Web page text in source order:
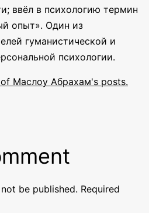
ввёл в психологию термин
опыт». Один из
гуманистической и
психологии.
Маслоу Абрахам's posts.
be published. Required